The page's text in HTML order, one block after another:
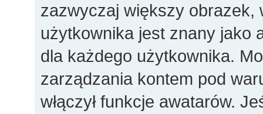
zazwyczaj większy obrazek,
użytkownika jest znany jako
dla każdego użytkownika.
zarządzania kontem pod
włączył funkcje awatarów.